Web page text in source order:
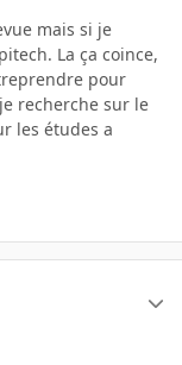
mais si je
La ça coince,
pour
recherche sur le
les études a